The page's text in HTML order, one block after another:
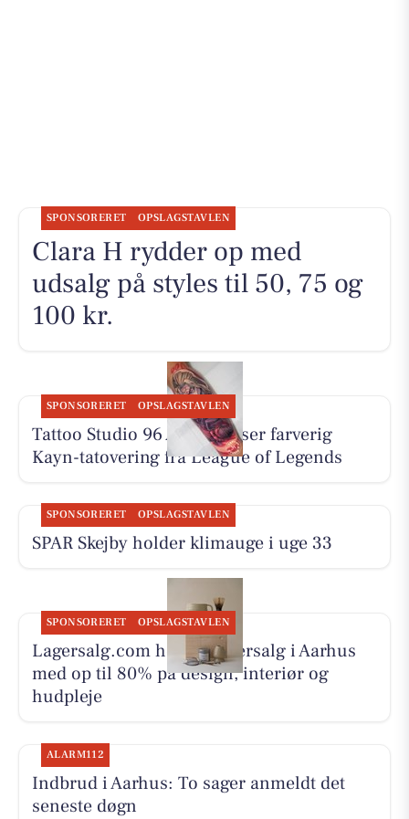
SPONSORERET OPSLAGSTAVLEN
Clara H rydder op med
udsalg på styles til 50, 75 og
100 kr.
SPONSORERET OPSLAGSTAVLEN
Tattoo Studio 96 Aarhus viser farverig
Kayn-tatovering fra League of Legends
SPONSORERET OPSLAGSTAVLEN
SPAR Skejby holder klimauge i uge 33
SPONSORERET OPSLAGSTAVLEN
Lagersalg.com holder lagersalg i Aarhus
med op til 80% på design, interiør og
hudpleje
ALARM112
Indbrud i Aarhus: To sager anmeldt det
seneste døgn